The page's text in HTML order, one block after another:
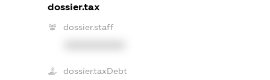
dossier.tax
dossier.staff
dossier.taxDebt